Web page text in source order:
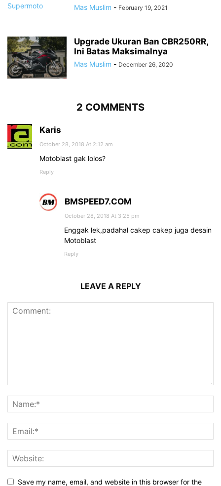
Mas Muslim - February 19, 2021
Upgrade Ukuran Ban CBR250RR,
Ini Batas Maksimalnya
Mas Muslim - December 26, 2020
2 COMMENTS
Karis
October 28, 2018 At 2:12 am
Motoblast gak lolos?
Reply
BMSPEED7.COM
October 28, 2018 At 3:25 pm
Enggak lek,padahal cakep cakep juga desain
Motoblast
Reply
LEAVE A REPLY
Save my name, email, and website in this browser for the